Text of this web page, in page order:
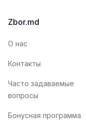
Zbor.md
О нас
Контакты
Часто задаваемые
вопросы
Бонусная программа